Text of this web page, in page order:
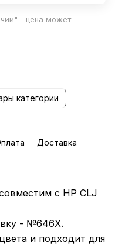
- цена может
категории
Доставка
с HP CLJ
- №646X.
и подходит для